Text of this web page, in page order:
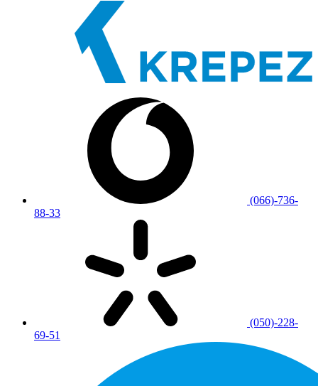
(066)-736-
88-33
(050)-228-
69-51